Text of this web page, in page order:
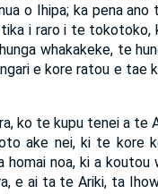
o Ihipa; ka pena
tika i raro i te
whakakeke, te
e kore ratou e tae
ko te kupu tenei a te
ake nei, ki te kore
noa, ki a koutou
e ai ta te Ariki, ta